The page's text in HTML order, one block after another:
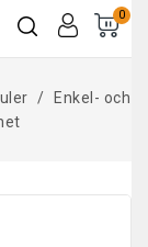
0
Enkel- och